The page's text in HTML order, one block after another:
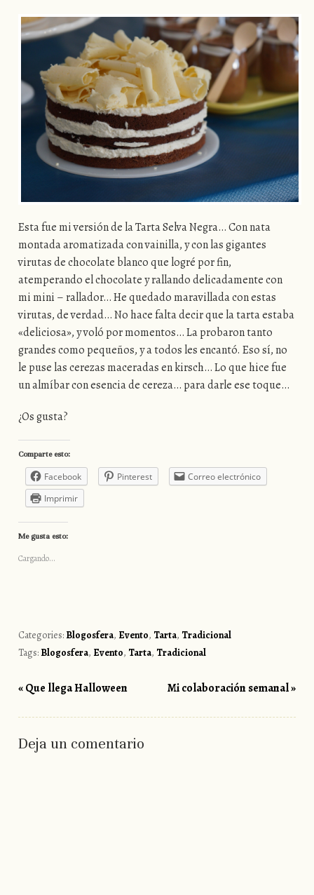
Esta fue mi versión de la Tarta Selva Negra… Con nata
montada aromatizada con vainilla, y con las gigantes
virutas de chocolate blanco que logré por fin,
atemperando el chocolate y rallando delicadamente con
mi mini – rallador… He quedado maravillada con estas
virutas, de verdad… No hace falta decir que la tarta estaba
«deliciosa», y voló por momentos… La probaron tanto
grandes como pequeños, y a todos les encantó. Eso sí, no
le puse las cerezas maceradas en kirsch… Lo que hice fue
un almíbar con esencia de cereza… para darle ese toque…
¿Os gusta?
Comparte esto:
Facebook Pinterest
Correo electrónico
Imprimir
Me gusta esto:
Cargando...
Categories: Blogosfera, Evento, Tarta, Tradicional
Tags: Blogosfera, Evento, Tarta, Tradicional
«Que llega Halloween Mi colaboración semanal»
Deja un comentario